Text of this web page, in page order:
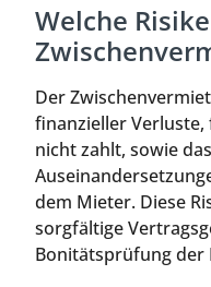
Welche
Der
finanzieller
nicht zahlt, sowie
dem Mieter. Diese
sorgfältige
Bonitätsprüfung der